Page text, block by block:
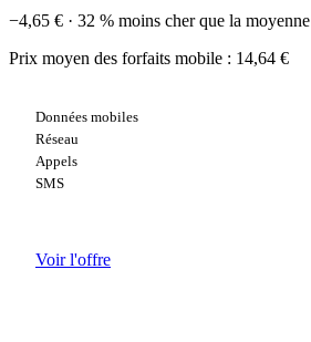
−4,65 € · 32 % moins cher que la moyenne
Prix moyen des forfaits mobile : 14,64 €
Données mobiles
Réseau
Appels
SMS
Voir l'offre